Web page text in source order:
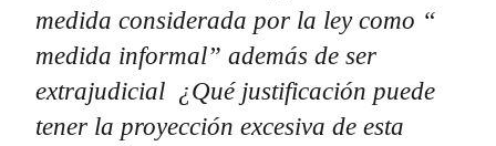
medida considerada por la ley como “
medida informal” además de ser
extrajudicial ¿Qué justificación puede
tener la proyección excesiva de esta